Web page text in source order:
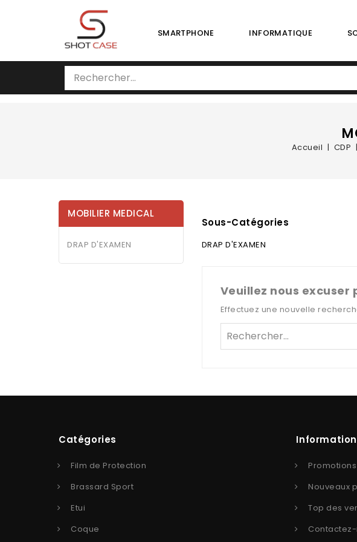
SMARTPHONE INFORMATIQUE
Accueil CDP
MOBILIER MEDICAL
DRAP D'EXAMEN
Sous-Catégories
DRAP D'EXAMEN
Veuillez nous
Effectuez une nouvelle
Catégories
Film de Protection
Brassard Sport
Etui
Coque
Promotions
Nouveaux
Top des